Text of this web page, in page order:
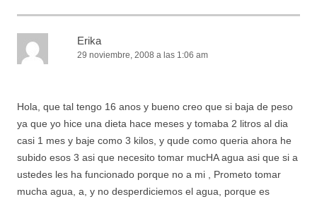
Erika
29 noviembre, 2008 a las 1:06 am
Hola, que tal tengo 16 anos y bueno creo que si baja de peso
ya que yo hice una dieta hace meses y tomaba 2 litros al dia
casi 1 mes y baje como 3 kilos, y qude como queria ahora he
subido esos 3 asi que necesito tomar mucHA agua asi que si a
ustedes les ha funcionado porque no a mi , Prometo tomar
mucha agua, a, y no desperdiciemos el agua, porque es